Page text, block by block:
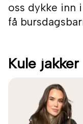
oss dykke inn
få
Kule jakker